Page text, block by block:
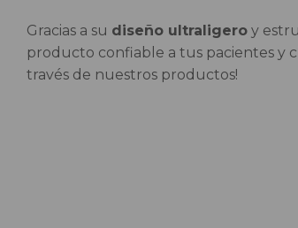
Gracias a su diseño ultraligero y
producto confiable a tus pacientes y
través de nuestros productos!